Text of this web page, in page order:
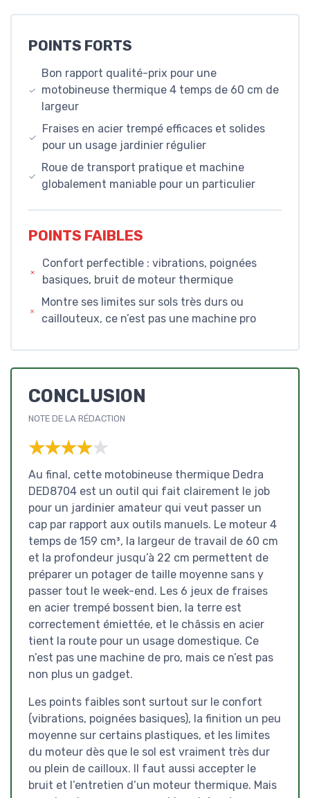
POINTS FORTS
Bon rapport qualité-prix pour une
motobineuse thermique 4 temps de 60 cm de
largeur
Fraises en acier trempé efficaces et solides
pour un usage jardinier régulier
Roue de transport pratique et machine
globalement maniable pour un particulier
POINTS FAIBLES
Confort perfectible : vibrations, poignées
basiques, bruit de moteur thermique
Montre ses limites sur sols très durs ou
caillouteux, ce n’est pas une machine pro
CONCLUSION
NOTE DE LA RÉDACTION
★★★★★
★★★★★
Au final, cette motobineuse thermique Dedra
DED8704 est un outil qui fait clairement le job
pour un jardinier amateur qui veut passer un
cap par rapport aux outils manuels. Le moteur 4
temps de 159 cm³, la largeur de travail de 60 cm
et la profondeur jusqu’à 22 cm permettent de
préparer un potager de taille moyenne sans y
passer tout le week-end. Les 6 jeux de fraises
en acier trempé bossent bien, la terre est
correctement émiettée, et le châssis en acier
tient la route pour un usage domestique. Ce
n’est pas une machine de pro, mais ce n’est pas
non plus un gadget.
Les points faibles sont surtout sur le confort
(vibrations, poignées basiques), la finition un peu
moyenne sur certains plastiques, et les limites
du moteur dès que le sol est vraiment très dur
ou plein de cailloux. Il faut aussi accepter le
bruit et l’entretien d’un moteur thermique. Mais